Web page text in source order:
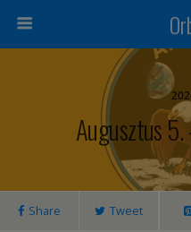
Augusztus
Share Tweet